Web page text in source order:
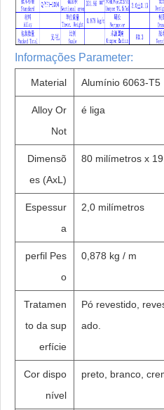
Informações Parameter:
Material Alumínio 6063-T5
Alloy Or
Not
é liga
Dimensõ
es (AxL)
80 milímetros x
Espessur
a
2,0 milímetros
perfil Pes
o
0,878 kg / m
Tratamen
to da sup
erfície
Pó revestido,
ado.
Cor dispo
nível
preto, branco,